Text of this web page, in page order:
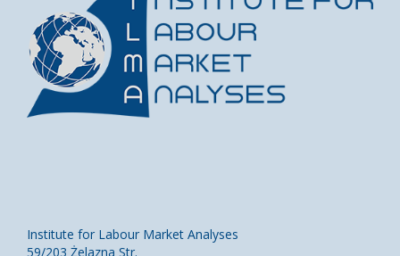
Institute for Labour Market Analyses
59/203 Żelazna Str.